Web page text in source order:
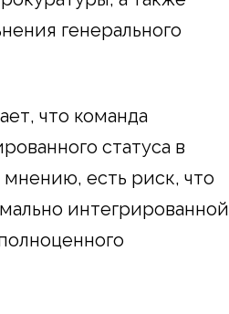
генерального
что команда
статуса в
есть риск, что
интегрированной